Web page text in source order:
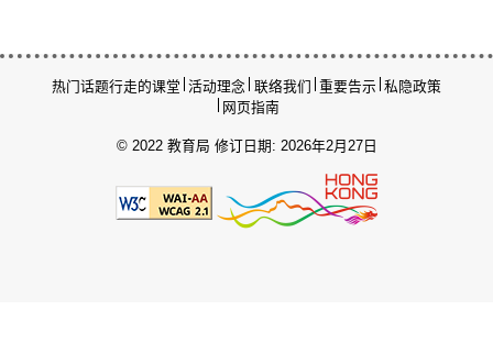
热门话题行走的课堂 活动理念 联络我们 重要告示 私隐政策
网页指南
© 2022 教育局 修订日期: 2026年2月27日